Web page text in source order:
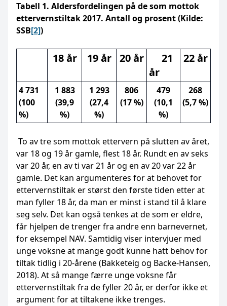
Tabell 1. Aldersfordelingen på de som mottok
ettervernstiltak 2017. Antall og prosent (Kilde:
SSB[2])
18 år 19 år 20 år
21
år
22 år
4 731
(100
%)
1 883
(39,9
%)
1 293
(27,4
%)
806
(17 %)
479
(10,1
%)
268
(5,7 %)
To av tre som mottok ettervern på slutten av året,
var 18 og 19 år gamle, flest 18 år. Rundt en av seks
var 20 år, en av ti var 21 år og en av 20 var 22 år
gamle. Det kan argumenteres for at behovet for
ettervernstiltak er størst den første tiden etter at
man fyller 18 år, da man er minst i stand til å klare
seg selv. Det kan også tenkes at de som er eldre,
får hjelpen de trenger fra andre enn barnevernet,
for eksempel NAV. Samtidig viser intervjuer med
unge voksne at mange godt kunne hatt behov for
tiltak tidlig i 20-årene (Bakketeig og Backe-Hansen,
2018). At så mange færre unge voksne får
ettervernstiltak fra de fyller 20 år, er derfor ikke et
argument for at tiltakene ikke trenges.